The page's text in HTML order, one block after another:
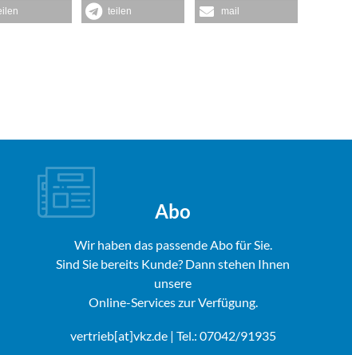
teilen mail
Abo
Wir haben das passende Abo für Sie.
Sind Sie bereits Kunde? Dann stehen Ihnen
unsere
Online-Services zur Verfügung.
vertrieb[at]vkz.de| Tel.: 07042/91935